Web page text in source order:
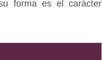
forma es el carácter